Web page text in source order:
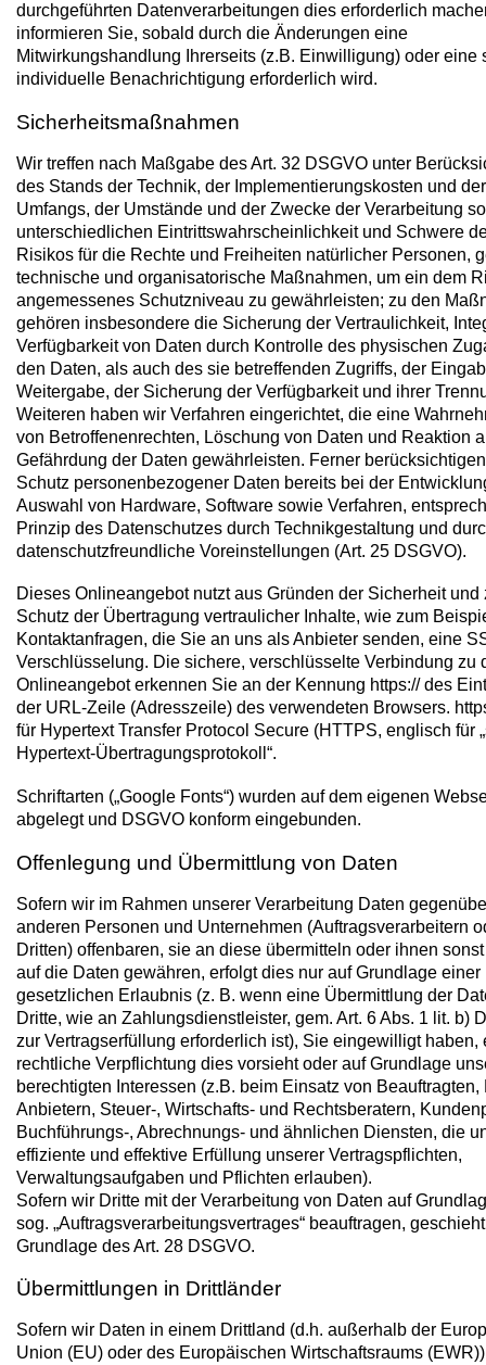
durchgeführten Datenverarbeitungen dies erforderlich
informieren Sie, sobald durch die Änderungen eine
Mitwirkungshandlung Ihrerseits (z.B. Einwilligung) oder eine
individuelle Benachrichtigung erforderlich wird.
Sicherheitsmaßnahmen
Wir treffen nach Maßgabe des Art. 32 DSGVO unter
des Stands der Technik, der Implementierungskosten und
Umfangs, der Umstände und der Zwecke der Verarbeitung
unterschiedlichen Eintrittswahrscheinlichkeit und Schwere
Risikos für die Rechte und Freiheiten natürlicher Personen,
technische und organisatorische Maßnahmen, um ein dem
angemessenes Schutzniveau zu gewährleisten; zu den
gehören insbesondere die Sicherung der Vertraulichkeit,
Verfügbarkeit von Daten durch Kontrolle des physischen
den Daten, als auch des sie betreffenden Zugriffs, der
Weitergabe, der Sicherung der Verfügbarkeit und ihrer
Weiteren haben wir Verfahren eingerichtet, die eine
von Betroffenenrechten, Löschung von Daten und Reaktion
Gefährdung der Daten gewährleisten. Ferner
Schutz personenbezogener Daten bereits bei der
Auswahl von Hardware, Software sowie Verfahren,
Prinzip des Datenschutzes durch Technikgestaltung und
datenschutzfreundliche Voreinstellungen (Art. 25 DSGVO).
Dieses Onlineangebot nutzt aus Gründen der Sicherheit und
Schutz der Übertragung vertraulicher Inhalte, wie zum
Kontaktanfragen, die Sie an uns als Anbieter senden, eine
Verschlüsselung. Die sichere, verschlüsselte Verbindung zu
Onlineangebot erkennen Sie an der Kennung https:// des
der URL-Zeile (Adresszeile) des verwendeten Browsers.
für Hypertext Transfer Protocol Secure (HTTPS, englisch für
Hypertext-Übertragungsprotokoll“.
Schriftarten („Google Fonts“) wurden auf dem eigenen
abgelegt und DSGVO konform eingebunden.
Offenlegung und Übermittlung von Daten
Sofern wir im Rahmen unserer Verarbeitung Daten
anderen Personen und Unternehmen (Auftragsverarbeitern
Dritten) offenbaren, sie an diese übermitteln oder ihnen
auf die Daten gewähren, erfolgt dies nur auf Grundlage einer
gesetzlichen Erlaubnis (z. B. wenn eine Übermittlung der
Dritte, wie an Zahlungsdienstleister, gem. Art. 6 Abs. 1 lit. b)
zur Vertragserfüllung erforderlich ist), Sie eingewilligt haben,
rechtliche Verpflichtung dies vorsieht oder auf Grundlage
berechtigten Interessen (z.B. beim Einsatz von Beauftragten,
Anbietern, Steuer-, Wirtschafts- und Rechtsberatern,
Buchführungs-, Abrechnungs- und ähnlichen Diensten, die
effiziente und effektive Erfüllung unserer Vertragspflichten,
Verwaltungsaufgaben und Pflichten erlauben).
Sofern wir Dritte mit der Verarbeitung von Daten auf
sog. „Auftragsverarbeitungsvertrages“ beauftragen,
Grundlage des Art. 28 DSGVO.
Übermittlungen in Drittländer
Sofern wir Daten in einem Drittland (d.h. außerhalb der
Union (EU) oder des Europäischen Wirtschaftsraums (EWR))